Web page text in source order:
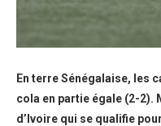
En terre Sénégalaise, les
cola en partie égale (2-2).
d’Ivoire qui se qualifie